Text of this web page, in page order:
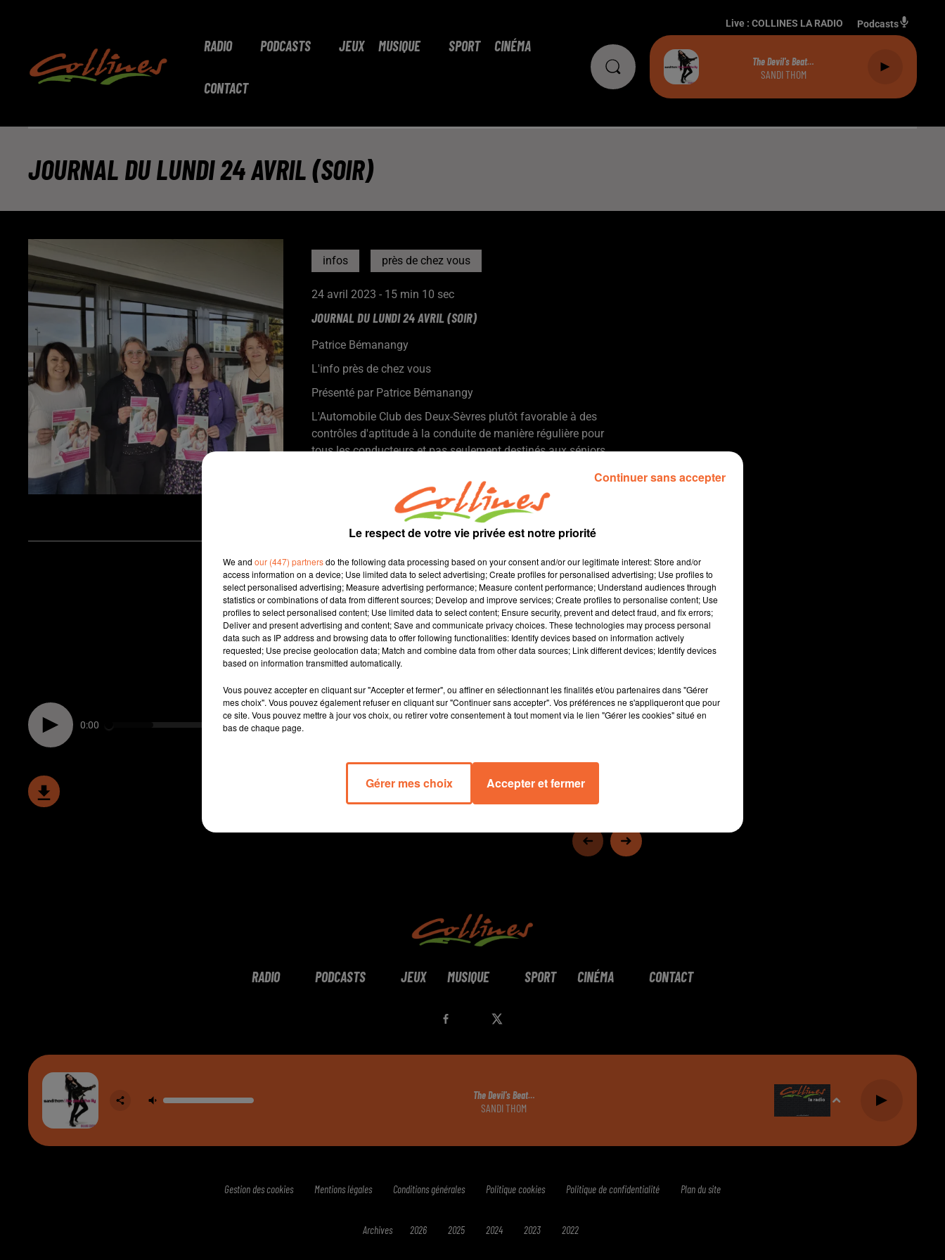
RADIO PODCASTS JEUX MUSIQUE SPORT CINÉMA
CONTACT
Live : COLLINES LA RADIO Podcasts
The Devil's Beat…
SANDI THOM
JOURNAL DU LUNDI 24 AVRIL (SOIR)
infos près de chez vous
24 avril 2023 - 15 min 10 sec
JOURNAL DU LUNDI 24 AVRIL (SOIR)
Patrice Bémanangy
L'info près de chez vous
Présenté par Patrice Bémanangy
L'Automobile Club des Deux-Sèvres plutôt favorable à des
contrôles d'aptitude à la conduite de manière régulière pour
tous les conducteurs et pas seulement destinés aux séniors
Le cheptel charolais en deux-sèvres ne résiste pas à la tendance
générale. Il est en diminution, c'est notamment ce qui resort de
la récente Assemblée Générale.
L'association " Appui et Vous " organise toute une série
entre conférence et ateliers ( photo ).
Le comité départemental handisport prépare son 8e raid Handi-
Valide les 29 et 30 avril.
Pour la 1ère fois, il aura lieu en nord deux-sèvres, à Pescalis
précisemment.
Un jeune homme de Rorthais en Australie pour se perfectionner
dans son métier qui est aussi une passion à savoir arboriste
grimpeur.
0:00
RADIO PODCASTS JEUX MUSIQUE SPORT CINÉMA CONTACT
The Devil's Beat…
SANDI THOM
Gestion des cookies Mentions légales Conditions générales Politique cookies Politique de confidentialité Plan du site
Archives 2026 2025 2024 2023 2022
Le respect de votre vie privée est notre priorité
We and our (447) partnersdo the following data processing based on your consent and/or our legitimate interest: Store and/or
access information on a device; Use limited data to select advertising; Create profiles for personalised advertising; Use profiles to
select personalised advertising; Measure advertising performance; Measure content performance; Understand audiences through
statistics or combinations of data from different sources; Develop and improve services; Create profiles to personalise content; Use
profiles to select personalised content; Use limited data to select content; Ensure security, prevent and detect fraud, and fix errors;
Deliver and present advertising and content; Save and communicate privacy choices. These technologies may process personal
data such as IP address and browsing data to offer following functionalities: Identify devices based on information actively
requested; Use precise geolocation data; Match and combine data from other data sources; Link different devices; Identify devices
based on information transmitted automatically.
Vous pouvez accepter en cliquant sur "Accepter et fermer", ou affiner en sélectionnant les finalités et/ou partenaires dans "Gérer
mes choix". Vous pouvez également refuser en cliquant sur "Continuer sans accepter". Vos préférences ne s'appliqueront que pour
ce site. Vous pouvez mettre à jour vos choix, ou retirer votre consentement à tout moment via le lien "Gérer les cookies" situé en
bas de chaque page.
Gérer mes choix Accepter et fermer
Continuer sans accepter